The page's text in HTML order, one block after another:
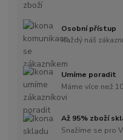
Osobní přístup
Každý náš
Umíme poradit
Máme více než
Až 95% zboží
Snažíme se pro